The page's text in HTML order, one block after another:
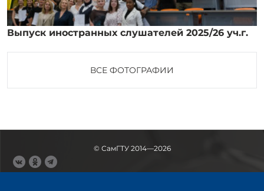
Выпуск иностранных слушателей 2025/26 уч.г.
ВСЕ ФОТОГРАФИИ
© СамГТУ 2014—2026
443100, Самара